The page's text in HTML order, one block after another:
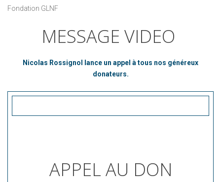
Fondation GLNF
MESSAGE VIDEO
Nicolas Rossignol lance un appel à tous nos généreux
donateurs.
APPEL AU DON